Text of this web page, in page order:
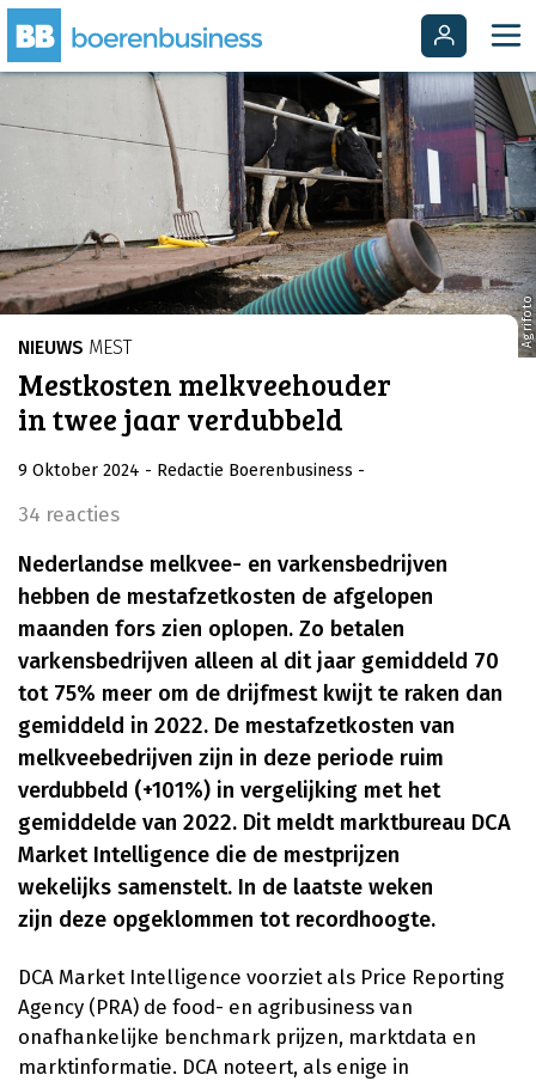
Agrifoto
NIEUWS MEST
Mestkosten melkveehouder
in twee jaar verdubbeld
9 Oktober 2024 - Redactie Boerenbusiness -
34 reacties
Nederlandse melkvee- en varkensbedrijven
hebben de mestafzetkosten de afgelopen
maanden fors zien oplopen. Zo betalen
varkensbedrijven alleen al dit jaar gemiddeld 70
tot 75% meer om de drijfmest kwijt te raken dan
gemiddeld in 2022. De mestafzetkosten van
melkveebedrijven zijn in deze periode ruim
verdubbeld (+101%) in vergelijking met het
gemiddelde van 2022. Dit meldt marktbureau DCA
Market Intelligence die de mestprijzen
wekelijks samenstelt. In de laatste weken
zijn deze opgeklommen tot recordhoogte.
DCA Market Intelligence voorziet als Price Reporting
Agency (PRA) de food- en agribusiness van
onafhankelijke benchmark prijzen, marktdata en
marktinformatie. DCA noteert, als enige in